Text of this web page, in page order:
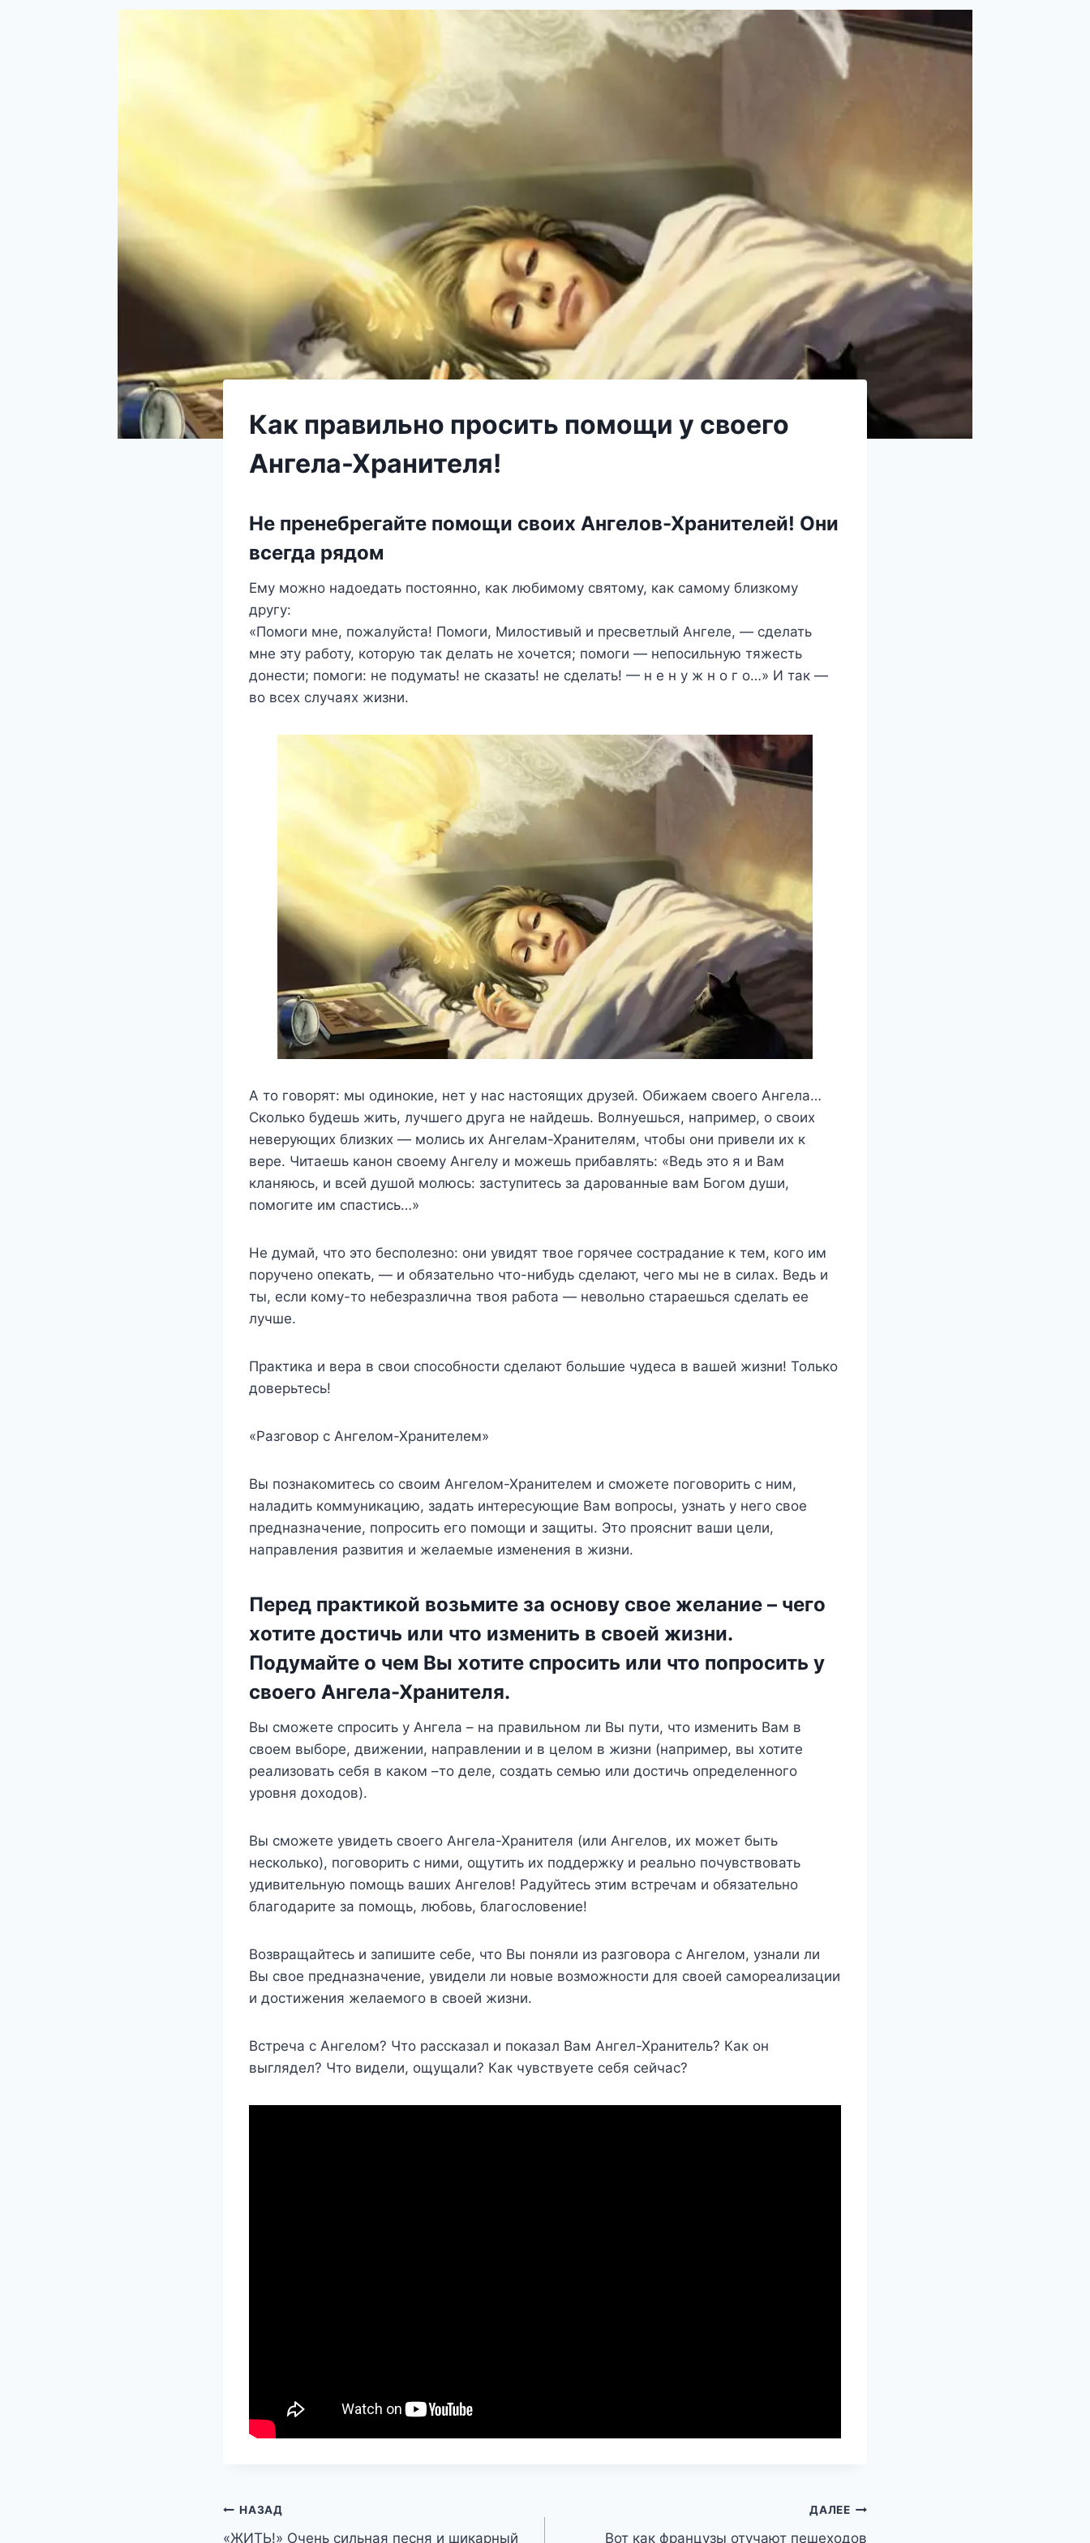
Как правильно просить помощи у своего
Ангела-Хранителя!
Не пренебрегайте помощи своих Ангелов-Хранителей! Они
всегда рядом
Ему можно надоедать постоянно, как любимому святому, как самому близкому
другу:
«Помоги мне, пожалуйста! Помоги, Милостивый и пресветлый Ангеле, — сделать
мне эту работу, которую так делать не хочется; помоги — непосильную тяжесть
донести; помоги: не подумать! не сказать! не сделать! — н е н у ж н о г о…» И так —
во всех случаях жизни.
А то говорят: мы одинокие, нет у нас настоящих друзей. Обижаем своего Ангела…
Сколько будешь жить, лучшего друга не найдешь. Волнуешься, например, о своих
неверующих близких — молись их Ангелам-Хранителям, чтобы они привели их к
вере. Читаешь канон своему Ангелу и можешь прибавлять: «Ведь это я и Вам
кланяюсь, и всей душой молюсь: заступитесь за дарованные вам Богом души,
помогите им спастись…»
Не думай, что это бесполезно: они увидят твое горячее сострадание к тем, кого им
поручено опекать, — и обязательно что-нибудь сделают, чего мы не в силах. Ведь и
ты, если кому-то небезразлична твоя работа — невольно стараешься сделать ее
лучше.
Практика и вера в свои способности сделают большие чудеса в вашей жизни! Только
доверьтесь!
«Разговор с Ангелом-Хранителем»
Вы познакомитесь со своим Ангелом-Хранителем и сможете поговорить с ним,
наладить коммуникацию, задать интересующие Вам вопросы, узнать у него свое
предназначение, попросить его помощи и защиты. Это прояснит ваши цели,
направления развития и желаемые изменения в жизни.
Перед практикой возьмите за основу свое желание – чего
хотите достичь или что изменить в своей жизни.
Подумайте о чем Вы хотите спросить или что попросить у
своего Ангела-Хранителя.
Вы сможете спросить у Ангела – на правильном ли Вы пути, что изменить Вам в
своем выборе, движении, направлении и в целом в жизни (например, вы хотите
реализовать себя в каком –то деле, создать семью или достичь определенного
уровня доходов).
Вы сможете увидеть своего Ангела-Хранителя (или Ангелов, их может быть
несколько), поговорить с ними, ощутить их поддержку и реально почувствовать
удивительную помощь ваших Ангелов! Радуйтесь этим встречам и обязательно
благодарите за помощь, любовь, благословение!
Возвращайтесь и запишите себе, что Вы поняли из разговора с Ангелом, узнали ли
Вы свое предназначение, увидели ли новые возможности для своей самореализации
и достижения желаемого в своей жизни.
Встреча с Ангелом? Что рассказал и показал Вам Ангел-Хранитель? Как он
выглядел? Что видели, ощущали? Как чувствуете себя сейчас?
Навигация
НАЗАД
«ЖИТЬ!» Очень сильная песня и шикарный
ДАЛЕЕ
Вот как французы отучают пешеходов